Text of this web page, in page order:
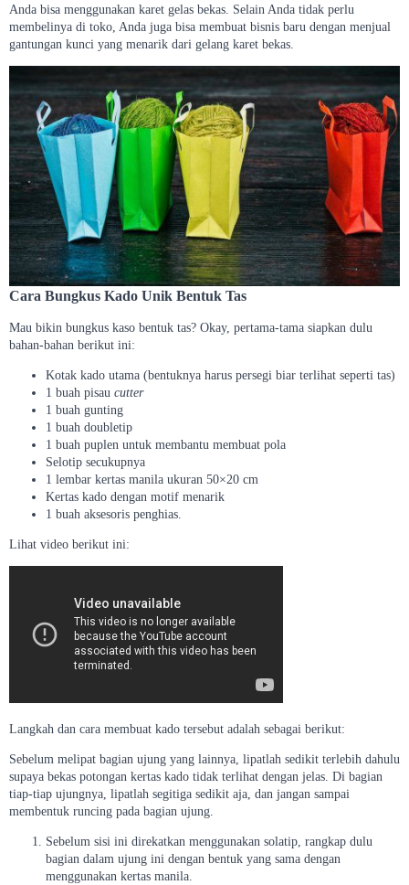
Anda bisa menggunakan karet gelas bekas. Selain Anda tidak perlu
membelinya di toko, Anda juga bisa membuat bisnis baru dengan menjual
gantungan kunci yang menarik dari gelang karet bekas.
Cara Bungkus Kado Unik Bentuk Tas
Mau bikin bungkus kaso bentuk tas? Okay, pertama-tama siapkan dulu
bahan-bahan berikut ini:
Kotak kado utama (bentuknya harus persegi biar terlihat seperti tas)
1 buah pisau cutter
1 buah gunting
1 buah doubletip
1 buah puplen untuk membantu membuat pola
Selotip secukupnya
1 lembar kertas manila ukuran 50×20 cm
Kertas kado dengan motif menarik
1 buah aksesoris penghias.
Lihat video berikut ini:
Langkah dan cara membuat kado tersebut adalah sebagai berikut:
Sebelum melipat bagian ujung yang lainnya, lipatlah sedikit terlebih dahulu
supaya bekas potongan kertas kado tidak terlihat dengan jelas. Di bagian
tiap-tiap ujungnya, lipatlah segitiga sedikit aja, dan jangan sampai
membentuk runcing pada bagian ujung.
Sebelum sisi ini direkatkan menggunakan solatip, rangkap dulu
bagian dalam ujung ini dengan bentuk yang sama dengan
menggunakan kertas manila.